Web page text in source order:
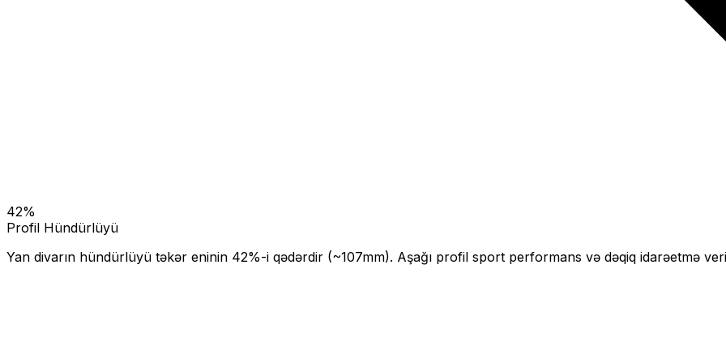
42%
Profil Hündürlüyü
Yan divarın hündürlüyü təkər eninin 42%-i qədərdir (~107mm). Aşağı profil sport performans və dəqiq idarəetmə